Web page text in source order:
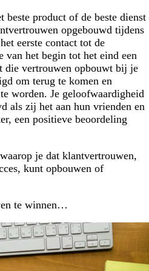
product of de beste dienst
opgebouwd tijdens
eerste contact tot de
het begin tot het eind een
die vertrouwen opbouwt bij je
om terug te komen en
worden. Je geloofwaardigheid
als zij het aan hun vrienden en
een positieve beoordeling
je dat klantvertrouwen,
kunt opbouwen of
te winnen…